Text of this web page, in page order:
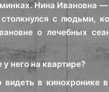
Нина Ивановна —
с людьми,
о лечебных
него на квартире?
в кинохронике